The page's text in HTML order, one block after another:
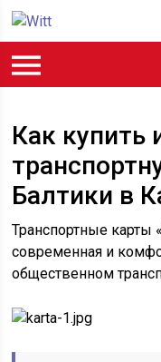
Как купить
Балтики в
Транспортные карты
современная и
общественном